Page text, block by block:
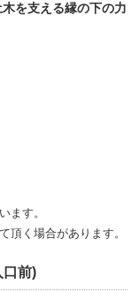
を支える縁の下の力
ます。
頂く場合があります。
口前)